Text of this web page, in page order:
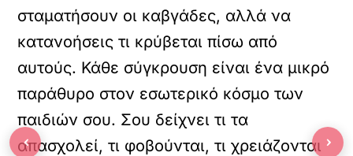
σταματήσουν οι καβγάδες, αλλά να
κατανοήσεις τι κρύβεται πίσω από
αυτούς. Κάθε σύγκρουση είναι ένα μικρό
παράθυρο στον εσωτερικό κόσμο των
παιδιών σου. Σου δείχνει τι τα
απασχολεί, τι φοβούνται, τι χρειάζονται
‹ ›